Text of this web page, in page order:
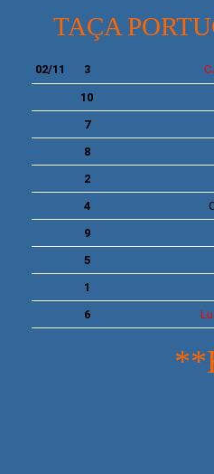
TAÇA
02/11 3
10
7
8
2
4
9
5
1
6